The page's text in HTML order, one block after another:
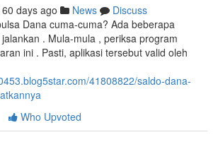
60 days ago News
Discuss
Dana cuma-cuma? Ada beberapa
. Mula-mula , periksa program
ini . Pasti, aplikasi tersebut valid oleh
41808822/saldo-dana-
Who Upvoted